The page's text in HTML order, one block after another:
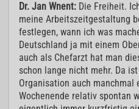
Dr. Jan Wnent: Die Freiheit.
meine Arbeitszeitgestaltung
festlegen, wann ich was
Deutschland ja mit einem
auch als Chefarzt hat man
schon lange nicht mehr. Da
Organisation auch manchmal
Wochenende relativ spontan